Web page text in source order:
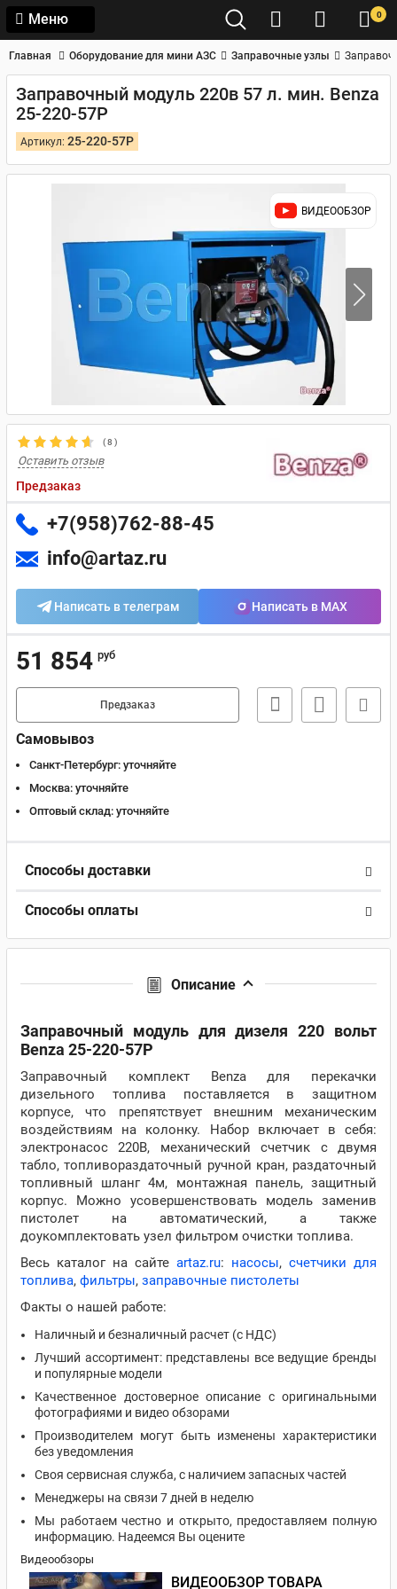
Меню 0
Главная Оборудование для мини АЗС Заправочные узлы
Заправочный модуль 220в 57 л. мин. Benza
25-220-57Р
Артикул: 25-220-57Р
ВИДЕООБЗОР
(8 )
Оставить отзыв
Предзаказ
+7(958)762-88-45
info@artaz.ru
Написать в телеграм Написать в MAX
51 854 руб
Предзаказ
Самовывоз
Санкт-Петербург: уточняйте
Москва: уточняйте
Оптовый склад: уточняйте
Способы доставки
Способы оплаты
Описание
Заправочный модуль для дизеля 220 вольт
Benza 25-220-57Р
Заправочный комплект Benza для перекачки
дизельного топлива поставляется в защитном
корпусе, что препятствует внешним механическим
воздействиям на колонку. Набор включает в себя:
электронасос 220В, механический счетчик с двумя
табло, топливораздаточный ручной кран, раздаточный
топливный шланг 4м, монтажная панель, защитный
корпус. Можно усовершенствовать модель заменив
пистолет на автоматический, а также
доукомплектовать узел фильтром очистки топлива.
Весь каталог на сайте artaz.ru: насосы, счетчики для
топлива, фильтры, заправочные пистолеты
Факты о нашей работе:
Наличный и безналичный расчет (с НДС)
Лучший ассортимент: представлены все ведущие бренды
и популярные модели
Качественное достоверное описание с оригинальными
фотографиями и видео обзорами
Производителем могут быть изменены характеристики
без уведомления
Своя сервисная служба, с наличием запасных частей
Менеджеры на связи 7 дней в неделю
Мы работаем честно и открыто, предоставляем полную
информацию. Надеемся Вы оцените
Видеообзоры
ВИДЕООБЗОР ТОВАРА